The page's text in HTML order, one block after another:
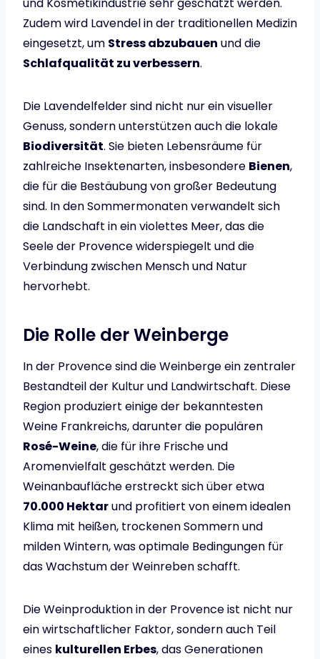
Zudem wird Lavendel in der traditionellen Medizin
eingesetzt, um Stress abzubauen und die
Schlafqualität zu verbessern.
Die Lavendelfelder sind nicht nur ein visueller
Genuss, sondern unterstützen auch die lokale
Biodiversität. Sie bieten Lebensräume für
zahlreiche Insektenarten, insbesondere Bienen,
die für die Bestäubung von großer Bedeutung
sind. In den Sommermonaten verwandelt sich
die Landschaft in ein violettes Meer, das die
Seele der Provence widerspiegelt und die
Verbindung zwischen Mensch und Natur
hervorhebt.
Die Rolle der Weinberge
In der Provence sind die Weinberge ein zentraler
Bestandteil der Kultur und Landwirtschaft. Diese
Region produziert einige der bekanntesten
Weine Frankreichs, darunter die populären
Rosé-Weine, die für ihre Frische und
Aromenvielfalt geschätzt werden. Die
Weinanbaufläche erstreckt sich über etwa
70.000 Hektarund profitiert von einem idealen
Klima mit heißen, trockenen Sommern und
milden Wintern, was optimale Bedingungen für
das Wachstum der Weinreben schafft.
Die Weinproduktion in der Provence ist nicht nur
ein wirtschaftlicher Faktor, sondern auch Teil
eines kulturellen Erbes, das Generationen